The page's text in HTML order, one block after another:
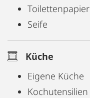
Toilettenpapier
Seife
Küche
Eigene Küche
Kochutensilien